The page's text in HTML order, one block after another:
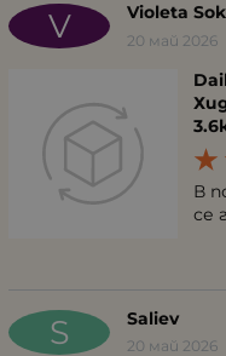
V Violeta
20 май 2026
В
се
S Saliev
20 май 2026